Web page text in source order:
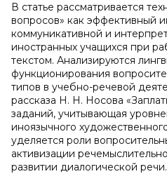
В статье рассматривается
вопросов» как эффективный
коммуникативной и
иностранных учащихся при
текстом. Анализируются
функционирования
типов в учебно-речевой
рассказа Н. Н. Носова
заданий, учитывающая
иноязычного
уделяется роли
активизации
развитии диалогической речи.